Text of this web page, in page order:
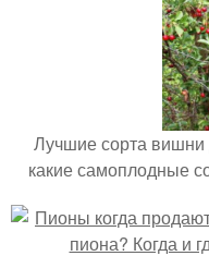
Лучшие сорта вишни
какие самоплодные